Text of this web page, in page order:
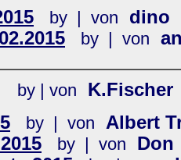
by | von
dino
by | von
by | von
K.Fischer
by | von
Albert
by | von
Don